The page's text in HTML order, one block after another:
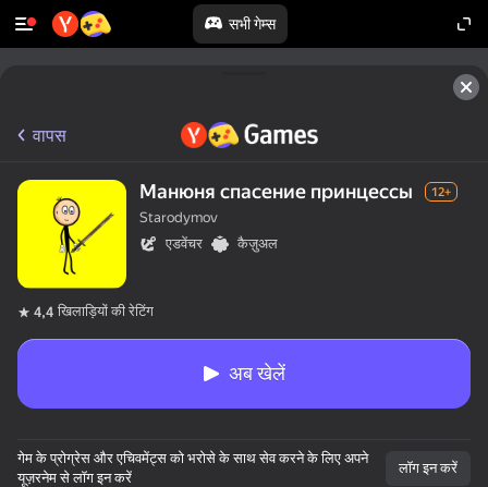
सभी गेम्स
वापस
Манюня спасение принцессы 12+
Starodymov
एडवेंचर
कैज़ुअल
4,4 खिलाड़ियों की रेटिंग
अब खेलें
गेम के प्रोग्रेस और एचिवमेंट्स को भरोसे के साथ सेव करने के लिए अपने
यूज़रनेम से लॉग इन करें
लॉग इन करें